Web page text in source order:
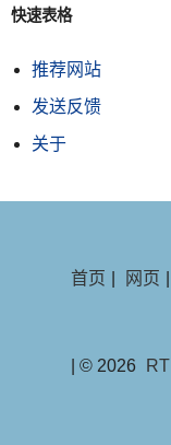
快速表格
推荐网站
发送反馈
关于
首页 网页
| © 2026 RT